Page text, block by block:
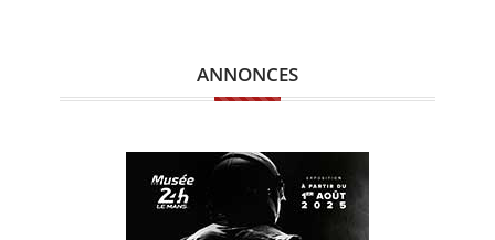
ANNONCES